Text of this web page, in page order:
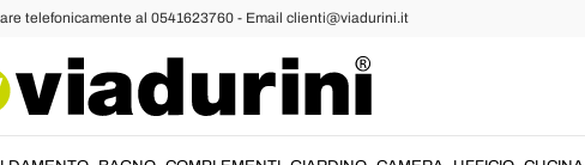
telefonicamente al 0541623760 - Email clienti@viadurini.it